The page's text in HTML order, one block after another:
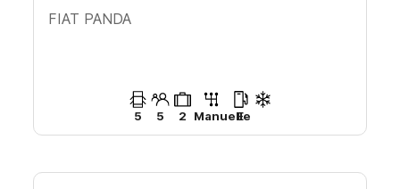
FIAT PANDA
5 5 2 Manuelle
E